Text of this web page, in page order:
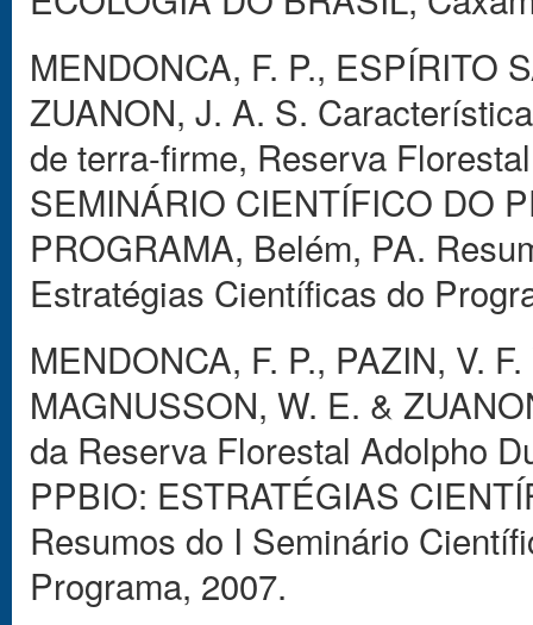
MENDONCA, F. P., ESPÍRITO
ZUANON, J. A. S.
de terra-firme, Reserva
SEMINÁRIO CIENTÍFICO DO
PROGRAMA, Belém, PA.
Estratégias Científicas do
MENDONCA, F. P., PAZIN, V.
MAGNUSSON, W. E. &
da Reserva Florestal Adolpho
PPBIO: ESTRATÉGIAS
Resumos do I Seminário
Programa, 2007.